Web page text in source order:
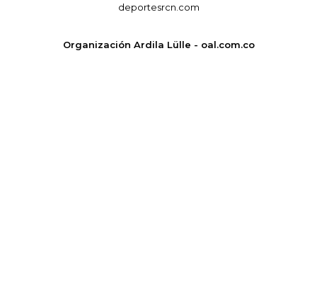
deportesrcn.com
Organización Ardila Lülle - oal.com.co